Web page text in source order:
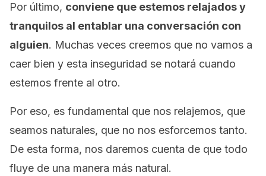
Por último, conviene que estemos relajados y
tranquilos al entablar una conversación con
alguien. Muchas veces creemos que no vamos a
caer bien y esta inseguridad se notará cuando
estemos frente al otro.
Por eso, es fundamental que nos relajemos, que
seamos naturales, que no nos esforcemos tanto.
De esta forma, nos daremos cuenta de que todo
fluye de una manera más natural.